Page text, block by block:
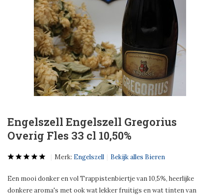
Engelszell Engelszell Gregorius
Overig Fles 33 cl 10,50%
Merk: Engelszell Bekijk alles Bieren
Een mooi donker en vol Trappistenbiertje van 10,5%, heerlijke
donkere aroma's met ook wat lekker fruitigs en wat tinten van